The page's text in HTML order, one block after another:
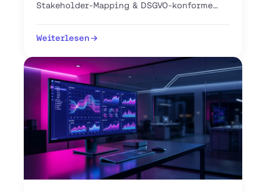
Stakeholder-Mapping & DSGVO-konforme
Pipeline aufbauen.
Weiterlesen